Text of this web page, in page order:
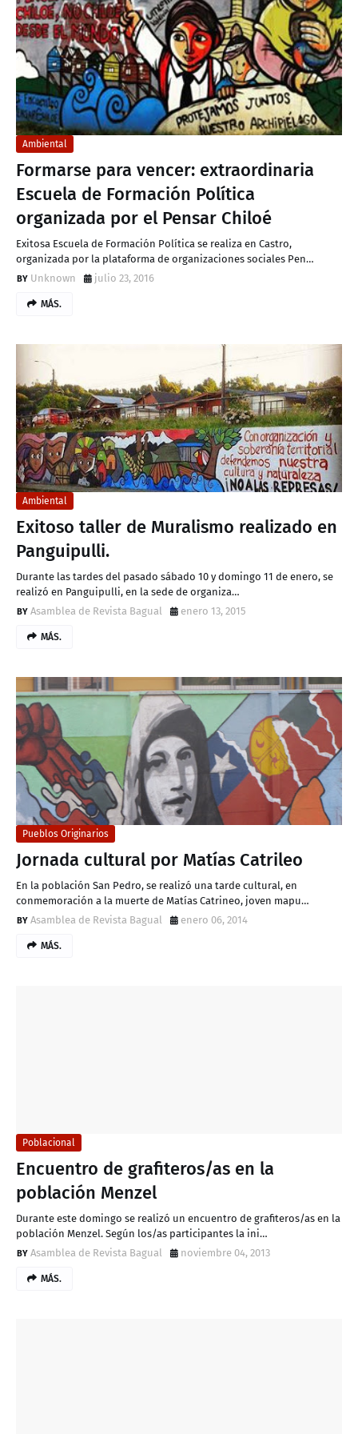
D
Ambiental
Formarse para vencer: extraordinaria
Escuela de Formación Política
organizada por el Pensar Chiloé
Exitosa Escuela de Formación Política se realiza en Castro,
organizada por la plataforma de organizaciones sociales Pen…
Unknown
julio 23, 2016
MÁS.
Ambiental
Exitoso taller de Muralismo realizado en
Panguipulli.
Durante las tardes del pasado sábado 10 y domingo 11 de enero, se
realizó en Panguipulli, en la sede de organiza…
Asamblea de Revista Bagual
enero 13, 2015
MÁS.
Pueblos Originarios
Jornada cultural por Matías Catrileo
En la población San Pedro, se realizó una tarde cultural, en
conmemoración a la muerte de Matías Catrineo, joven mapu…
Asamblea de Revista Bagual
enero 06, 2014
MÁS.
Poblacional
Encuentro de grafiteros/as en la
población Menzel
Durante este domingo se realizó un encuentro de grafiteros/as en la
población Menzel. Según los/as participantes la ini…
Asamblea de Revista Bagual
noviembre 04, 2013
MÁS.